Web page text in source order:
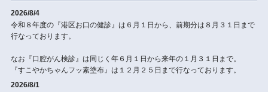
2026/8/4
令和８年度の『港区お口の健診』は６月１日から、前期分は８月３１日まで
行なっております。
なお『口腔がん検診』は同じく年６月１日から来年の１月３１日まで。
『すこやかちゃんフッ素塗布』は１２月２５日まで行なっております。
2026/8/1